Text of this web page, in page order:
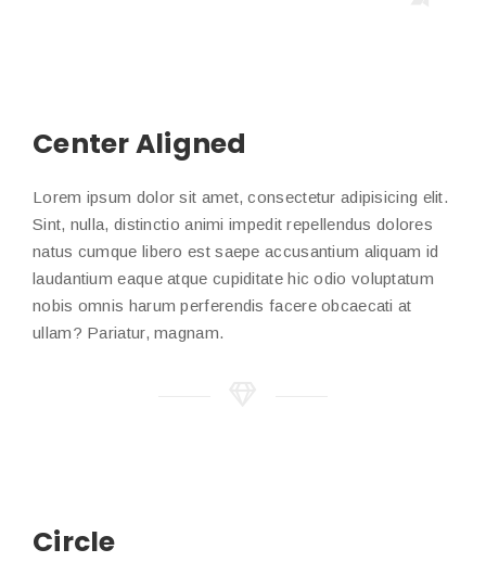
Center Aligned
Lorem ipsum dolor sit amet, consectetur adipisicing elit.
Sint, nulla, distinctio animi impedit repellendus dolores
natus cumque libero est saepe accusantium aliquam id
laudantium eaque atque cupiditate hic odio voluptatum
nobis omnis harum perferendis facere obcaecati at
ullam? Pariatur, magnam.
Circle